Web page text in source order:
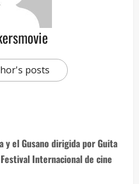
posts
y el Gusano dirigida por Guita
Internacional de cine